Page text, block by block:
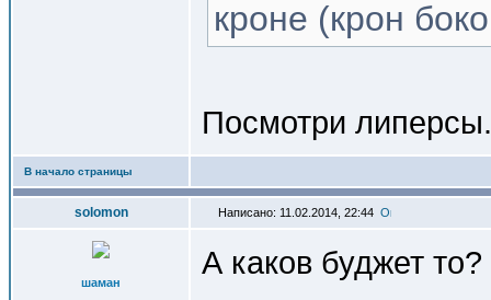
кроне (крон
Посмотри липерсы.
В начало страницы
solomon Написано: 11.02.2014, 22:44
шаман
А каков буджет